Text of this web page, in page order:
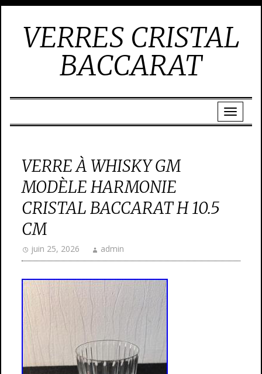
VERRES CRISTAL
BACCARAT
VERRE À WHISKY GM
MODÈLE HARMONIE
CRISTAL BACCARAT H 10.5
CM
juin 25, 2026 admin